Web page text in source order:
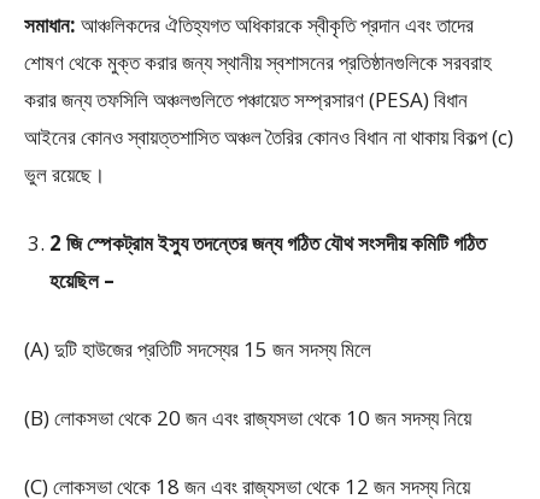
সমাধান: আঞ্চলিকদের ঐতিহ্যগত অধিকারকে স্বীকৃতি প্রদান এবং তাদের
শোষণ থেকে মুক্ত করার জন্য স্থানীয় স্বশাসনের প্রতিষ্ঠানগুলিকে সরবরাহ
করার জন্য তফসিলি অঞ্চলগুলিতে পঞ্চায়েত সম্প্রসারণ (PESA) বিধান
আইনের কোনও স্বায়ত্তশাসিত অঞ্চল তৈরির কোনও বিধান না থাকায় বিকল্প (c)
ভুল রয়েছে।
2 জি স্পেকট্রাম ইস্যু তদন্তের জন্য গঠিত যৌথ সংসদীয় কমিটি গঠিত
হয়েছিল –
(A) দুটি হাউজের প্রতিটি সদস্যের 15 জন সদস্য মিলে
(B) লোকসভা থেকে 20 জন এবং রাজ্যসভা থেকে 10 জন সদস্য নিয়ে
(C) লোকসভা থেকে 18 জন এবং রাজ্যসভা থেকে 12 জন সদস্য নিয়ে